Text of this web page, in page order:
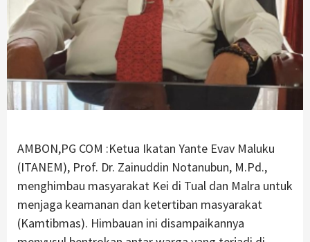
AMBON,PG COM :Ketua Ikatan Yante Evav Maluku
(ITANEM), Prof. Dr. Zainuddin Notanubun, M.Pd.,
menghimbau masyarakat Kei di Tual dan Malra untuk
menjaga keamanan dan ketertiban masyarakat
(Kamtibmas). Himbauan ini disampaikannya